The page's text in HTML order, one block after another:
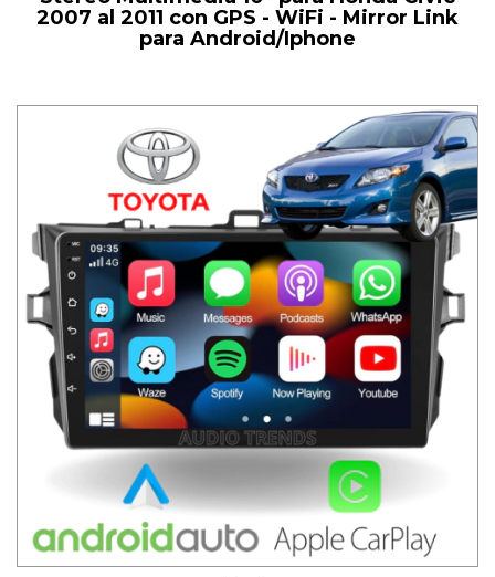
2007 al 2011 con GPS - WiFi - Mirror Link
para Android/Iphone